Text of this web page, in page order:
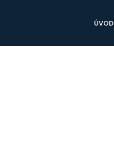
ÚVOD